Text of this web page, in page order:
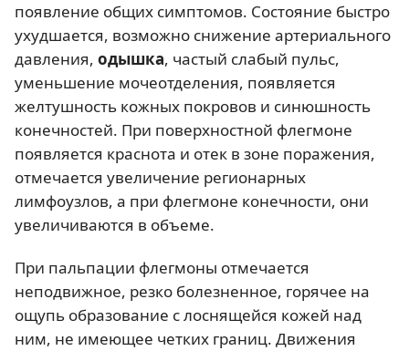
появление общих симптомов. Состояние быстро
ухудшается, возможно снижение артериального
давления, одышка, частый слабый пульс,
уменьшение мочеотделения, появляется
желтушность кожных покровов и синюшность
конечностей. При поверхностной флегмоне
появляется краснота и отек в зоне поражения,
отмечается увеличение регионарных
лимфоузлов, а при флегмоне конечности, они
увеличиваются в объеме.
При пальпации флегмоны отмечается
неподвижное, резко болезненное, горячее на
ощупь образование с лоснящейся кожей над
ним, не имеющее четких границ. Движения